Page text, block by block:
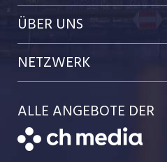
Kanton Nidwalden
Kanton Obwalden
Kanton Schwyz
Festanstellungen
Kundenlogin
Einzelinserat disponieren
Schnittstelle
Bewerber-Cockpit
Job-News
Job-Tipps
Job-Storys
Job-Coach
Bewerbung
ÜBER UNS
Portrait
Jobs bei der CH Media
NETZWERK
CH Media
ALLE ANGEBOTE DER